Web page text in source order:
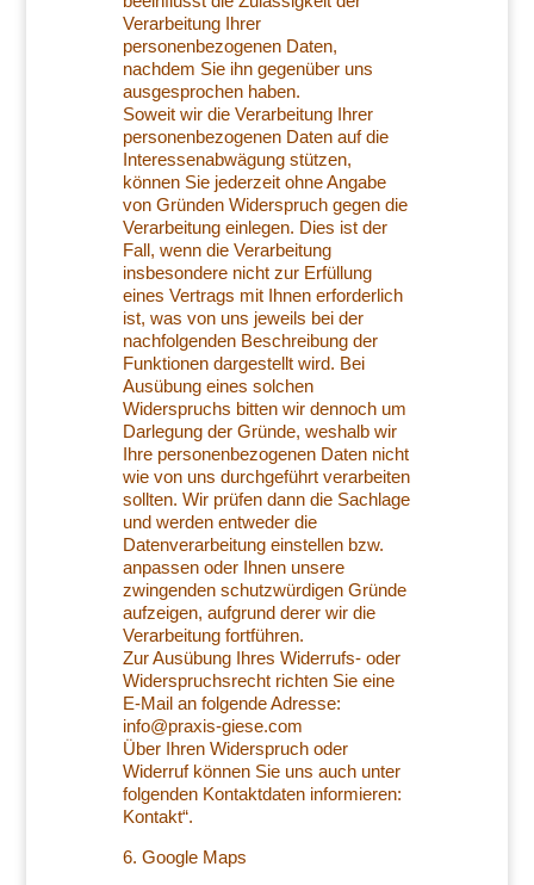
Verarbeitung Ihrer
personenbezogenen Daten,
nachdem Sie ihn gegenüber uns
ausgesprochen haben.
Soweit wir die Verarbeitung Ihrer
personenbezogenen Daten auf die
Interessenabwägung stützen,
können Sie jederzeit ohne Angabe
von Gründen Widerspruch gegen die
Verarbeitung einlegen. Dies ist der
Fall, wenn die Verarbeitung
insbesondere nicht zur Erfüllung
eines Vertrags mit Ihnen erforderlich
ist, was von uns jeweils bei der
nachfolgenden Beschreibung der
Funktionen dargestellt wird. Bei
Ausübung eines solchen
Widerspruchs bitten wir dennoch um
Darlegung der Gründe, weshalb wir
Ihre personenbezogenen Daten nicht
wie von uns durchgeführt verarbeiten
sollten. Wir prüfen dann die Sachlage
und werden entweder die
Datenverarbeitung einstellen bzw.
anpassen oder Ihnen unsere
zwingenden schutzwürdigen Gründe
aufzeigen, aufgrund derer wir die
Verarbeitung fortführen.
Zur Ausübung Ihres Widerrufs- oder
Widerspruchsrecht richten Sie eine
E-Mail an folgende Adresse:
info@praxis-giese.com
Über Ihren Widerspruch oder
Widerruf können Sie uns auch unter
folgenden Kontaktdaten informieren:
Kontakt“.
6. Google Maps